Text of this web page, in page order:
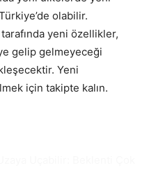
olabilir.
tarafında yeni özellikler,
gelip gelmeyeceği
Yeni
için takipte kalın.